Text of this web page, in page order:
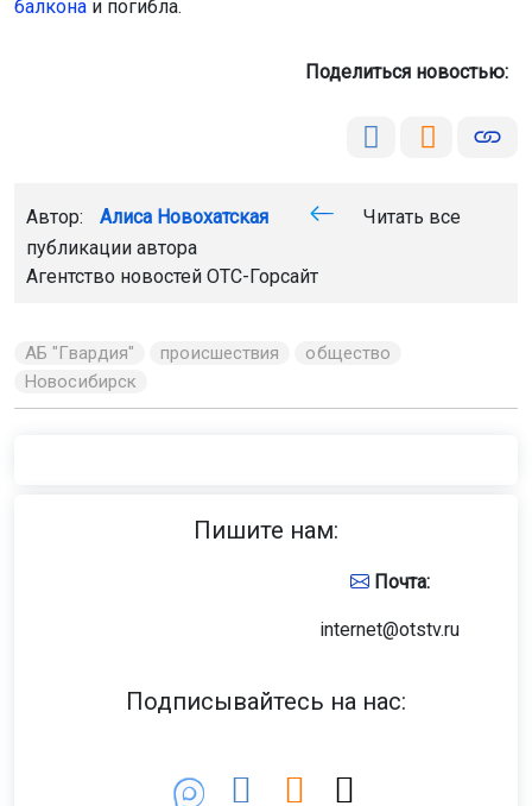
балкона и погибла.
Поделиться новостью:
Автор: Алиса Новохатская
Читать все
публикации автора
Агентство новостей ОТС-Горсайт
АБ "Гвардия" происшествия
общество
Новосибирск
Пишите нам:
Почта:
internet@otstv.ru
Подписывайтесь на нас: